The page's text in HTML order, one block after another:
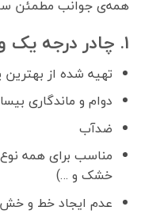
همه‌ی جوانب مطمئن
1. چادر درجه یک وارداتی
تهیه شده از
دوام و ماندگاری
ضدآب
مناسب برای همه
خشک و …)
عدم ایجاد خط و خش